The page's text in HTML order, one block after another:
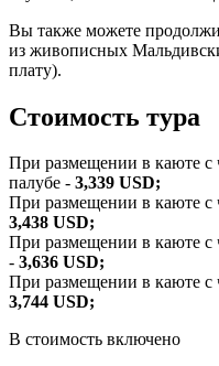
Вы также можете
из живописных
плату).
Стоимость тура
При размещении в каюте с
палубе - 3,339 USD;
При размещении в каюте с
3,438 USD;
При размещении в каюте с
- 3,636 USD;
При размещении в каюте с
3,744 USD;
В стоимость включено